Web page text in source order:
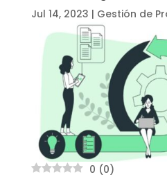
Jul 14, 2023 | Gestión de
0 (0)